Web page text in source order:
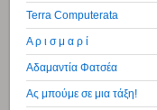
Terra Computerata
Α ρ ι σ μ α ρ ί
Αδαμαντία Φατσέα
Ας μπούμε σε μια τάξη!